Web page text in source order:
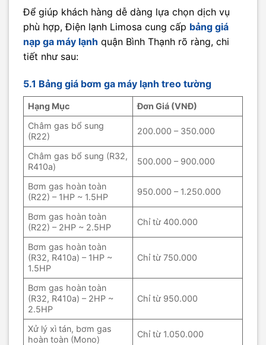
Để giúp khách hàng dễ dàng lựa chọn dịch vụ
phù hợp, Điện lạnh Limosa cung cấp bảng giá
nạp ga máy lạnh quận Bình Thạnh rõ ràng, chi
tiết như sau:
5.1 Bảng giá bơm ga máy lạnh treo tường
Hạng Mục
Đơn Giá (VNĐ)
Châm gas bổ sung
(R22)
200.000 – 350.000
Châm gas bổ sung (R32,
R410a)
500.000 – 900.000
Bơm gas hoàn toàn
(R22) – 1HP ~ 1.5HP
950.000 – 1.250.000
Bơm gas hoàn toàn
(R22) – 2HP ~ 2.5HP
Chỉ từ 400.000
Bơm gas hoàn toàn
(R32, R410a) – 1HP ~
1.5HP
Chỉ từ 750.000
Bơm gas hoàn toàn
(R32, R410a) – 2HP ~
2.5HP
Chỉ từ 950.000
Xử lý xì tán, bơm gas
hoàn toàn (Mono)
Chỉ từ 1.050.000